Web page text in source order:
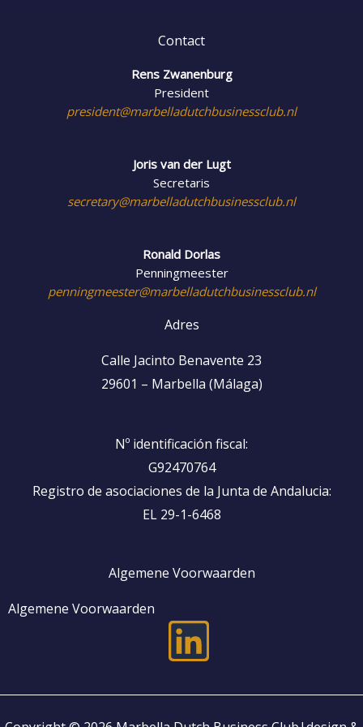
Contact
Rens Zwanenburg
President
president@marbelladutchbusinessclub.nl
Joris van der Lugt
Secretaris
secretary@marbelladutchbusinessclub.nl
Ronald Dorlas
Penningmeester
penningmeester@marbelladutchbusinessclub.nl
Adres
Calle Jacinto Benavente 23
29601 – Marbella (Málaga)
Nº identificación fiscal:
G92470764
Registro de asociaciones de la Junta de Andalucia:
EL 29-1-6468
Algemene Voorwaarden
Algemene Voorwaarden
L
i